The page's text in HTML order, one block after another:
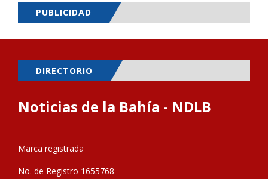
PUBLICIDAD
DIRECTORIO
Noticias de la Bahía - NDLB
Marca registrada
No. de Registro 1655768